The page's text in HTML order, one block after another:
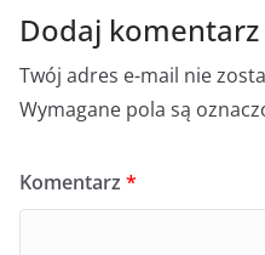
Dodaj komentarz
Twój adres e-mail nie
Wymagane pola są
Komentarz *